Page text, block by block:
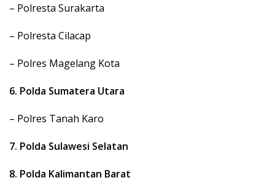
– Polresta Surakarta
– Polresta Cilacap
– Polres Magelang Kota
6. Polda Sumatera Utara
– Polres Tanah Karo
7. Polda Sulawesi Selatan
8. Polda Kalimantan Barat